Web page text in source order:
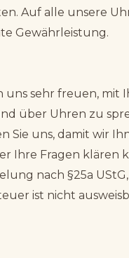
Auf alle unsere
Gewährleistung.
uns sehr freuen, mit
über Uhren zu
Sie uns, damit wir
Ihre Fragen klären
nach §25a UStG,
ist nicht